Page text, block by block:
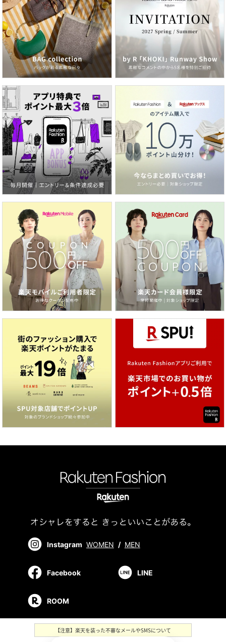
Instagram WOMEN / MEN
Facebook LINE
ROOM
【注意】楽天を装った不審なメールやSMSについて